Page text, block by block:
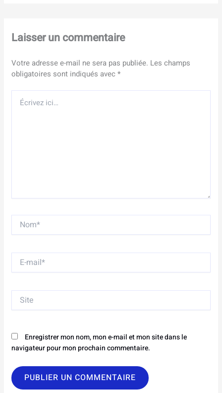
Laisser un commentaire
Votre adresse e-mail ne sera pas publiée. Les champs
obligatoires sont indiqués avec*
ici…
Nom*
mail*
Site
Enregistrer mon nom, mon e-mail et mon site dans le
navigateur pour mon prochain commentaire.